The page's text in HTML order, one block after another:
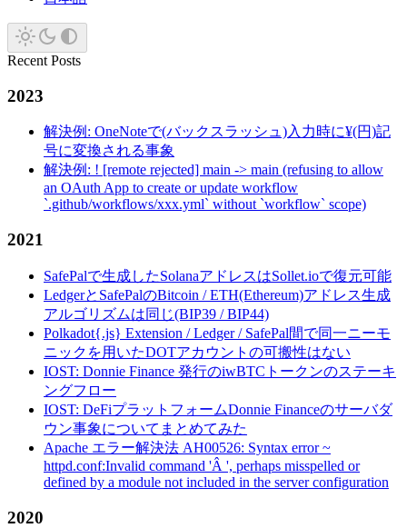
Recent Posts
2023
解決例: OneNoteで(バックスラッシュ)入力時に¥(円)記
号に変換される事象
解決例: ! [remote rejected] main -> main (refusing to allow
an OAuth App to create or update workflow
`.github/workflows/xxx.yml` without `workflow` scope)
2021
SafePalで生成したSolanaアドレスはSollet.ioで復元可能
LedgerとSafePalのBitcoin / ETH(Ethereum)アドレス生成
アルゴリズムは同じ(BIP39 / BIP44)
Polkadot{.js} Extension / Ledger / SafePal間で同一ニーモ
ニックを用いたDOTアカウントの可搬性はない
IOST: Donnie Finance 発行のiwBTCトークンのステーキ
ングフロー
IOST: DeFiプラットフォームDonnie Financeのサーバダ
ウン事象についてまとめてみた
Apache エラー解決法 AH00526: Syntax error ~
httpd.conf:Invalid command 'Â ', perhaps misspelled or
defined by a module not included in the server configuration
2020